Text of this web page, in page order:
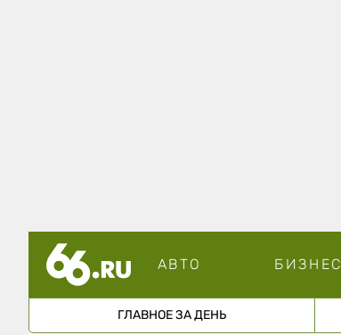
АВТО БИЗНЕС
ГЛАВНОЕ ЗА ДЕНЬ